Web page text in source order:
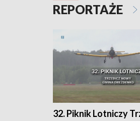
REPORTAŻE
32. Piknik Lotniczy